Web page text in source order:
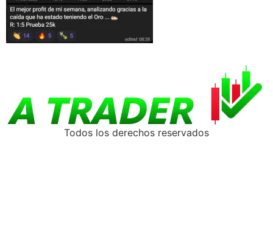
Todos los derechos reservados